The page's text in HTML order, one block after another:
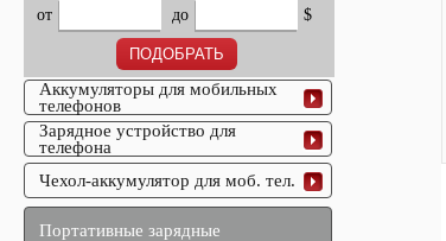
от
до $
Аккумуляторы для мобильных
телефонов
Зарядное устройство для
телефона
Чехол-аккумулятор для моб. тел.
Портативные зарядные